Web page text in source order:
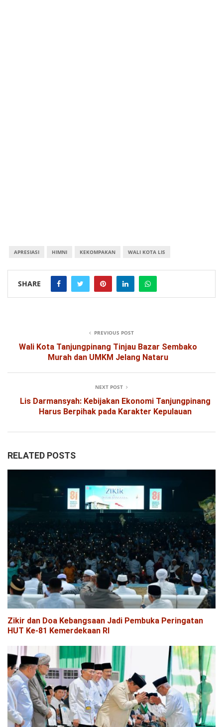
APRESIASI HIMNI KEKOMPAKAN WALI KOTA LIS
SHARE
PREVIOUS POST
Wali Kota Tanjungpinang Tinjau Bazar Sembako
Murah dan UMKM Jelang Nataru
NEXT POST
Lis Darmansyah: Kebijakan Ekonomi Tanjungpinang
Harus Berpihak pada Karakter Kepulauan
RELATED POSTS
Zikir dan Doa Kebangsaan Jadi Pembuka Peringatan
HUT Ke-81 Kemerdekaan RI